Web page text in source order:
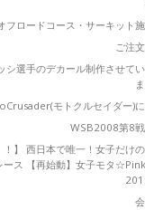
フロードコース・サーキット
ご注
シ選手のデカール制作させて
モトクルセイダー)
WSB2008第8戦
！】 西日本で唯一！女子だけ
ース 【再始動】女子モタ